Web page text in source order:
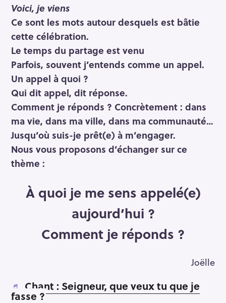
Voici, je viens
Ce sont les mots autour desquels est bâtie
cette célébration.
Le temps du partage est venu
Parfois, souvent j’entends comme un appel.
Un appel à quoi ?
Qui dit appel, dit réponse.
Comment je réponds ? Concrètement : dans
ma vie, dans ma ville, dans ma communauté…
Jusqu’où suis-je prêt(e) à m’engager.
Nous vous proposons d’échanger sur ce
thème :
À quoi je me sens appelé(e)
aujourd’hui ?
Comment je réponds ?
Joëlle
♬ Chant : Seigneur, que veux tu que je
fasse ?